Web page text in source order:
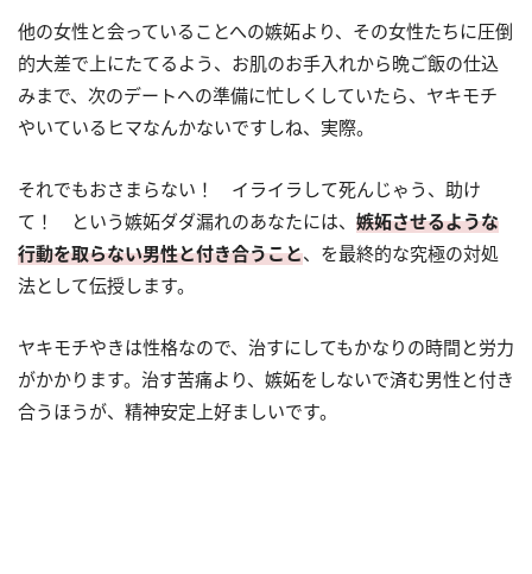
他の女性と会っていることへの嫉妬より、その女性たちに圧倒
的大差で上にたてるよう、お肌のお手入れから晩ご飯の仕込
みまで、次のデートへの準備に忙しくしていたら、ヤキモチ
やいているヒマなんかないですしね、実際。
それでもおさまらない！ イライラして死んじゃう、助け
て！ という嫉妬ダダ漏れのあなたには、 嫉妬させるような
行動を取らない男性と付き合うこと、を最終的な究極の対処
法として伝授します。
ヤキモチやきは性格なので、治すにしてもかなりの時間と労力
がかかります。治す苦痛より、嫉妬をしないで済む男性と付き
合うほうが、精神安定上好ましいです。